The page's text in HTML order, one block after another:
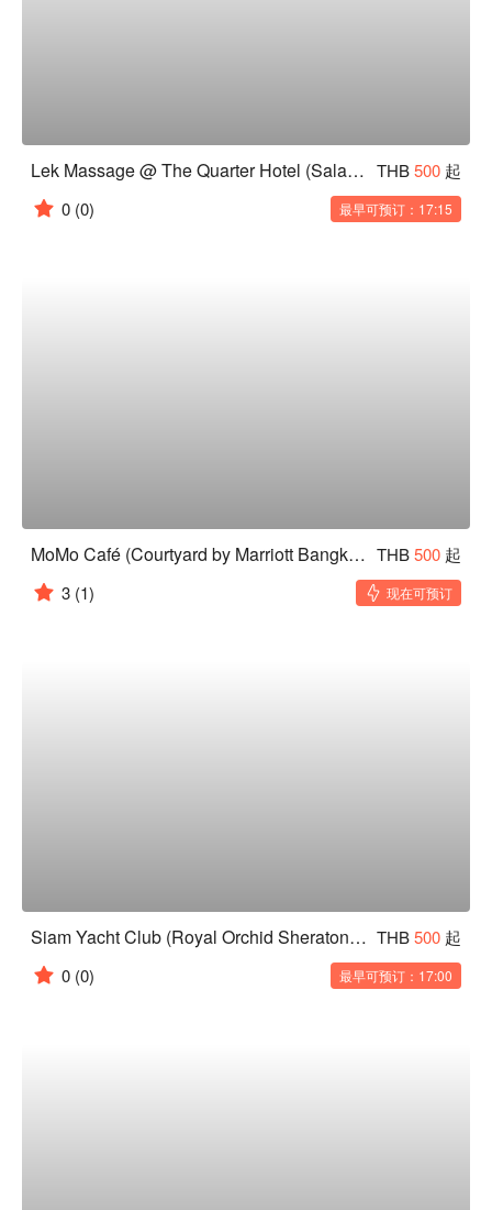
Lek Massage @ The Quarter Hotel (Saladaeng) THB500 起
0 (0) 最早可预订：17:15
MoMo Café (Courtyard by Marriott Bangkok) THB500 起
3 (1) 现在可预订
Siam Yacht Club (Royal Orchid Sheraton Riverside Hotel Bangkok) THB500 起
0 (0) 最早可预订：17:00